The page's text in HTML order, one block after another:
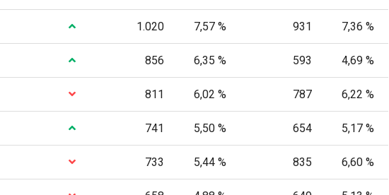
1.020 7,57 % 931 7,36 %
856 6,35 % 593 4,69 %
811 6,02 % 787 6,22 %
741 5,50 % 654 5,17 %
733 5,44 % 835 6,60 %